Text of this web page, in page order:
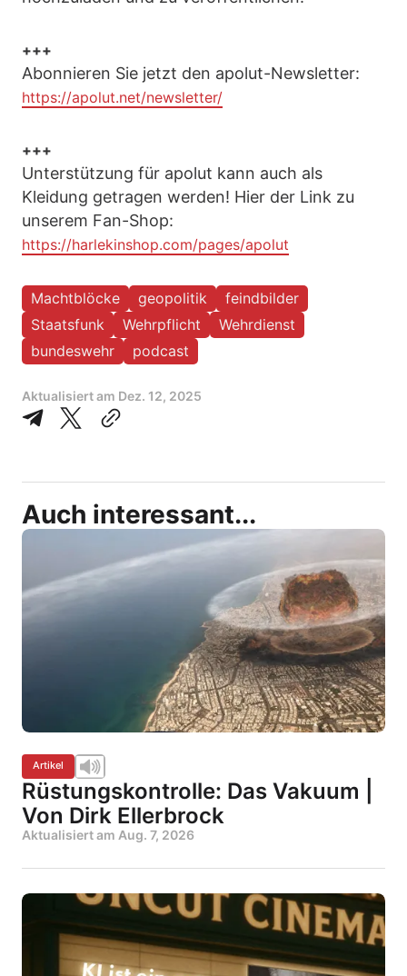
+++
Abonnieren Sie jetzt den apolut-Newsletter:
https://apolut.net/newsletter/
+++
Unterstützung für apolut kann auch als
Kleidung getragen werden! Hier der Link zu
unserem Fan-Shop:
https://harlekinshop.com/pages/apolut
Machtblöcke geopolitik
feindbilder
Staatsfunk
Wehrpflicht
Wehrdienst
bundeswehr
podcast
Aktualisiert am Dez. 12, 2025
Auch interessant...
Artikel
Rüstungskontrolle: Das Vakuum |
Von Dirk Ellerbrock
Aktualisiert am Aug. 7, 2026